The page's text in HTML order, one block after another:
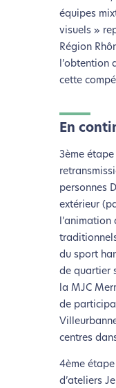
équipes
visuels »
Région
l’obtention
cette
En
3ème
personnes
extérieur
l’animation
du sport
de quartier
la MJC
de
centres
4ème
d’ateliers